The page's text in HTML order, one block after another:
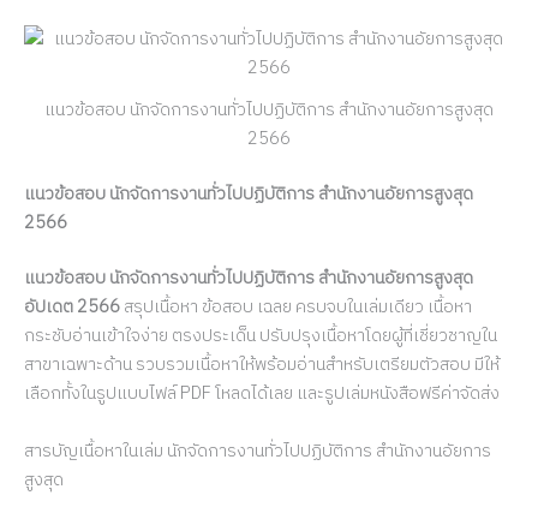
แนวข้อสอบ นักจัดการงานทั่วไปปฏิบัติการ สำนักงานอัยการสูงสุด
2566
แนวข้อสอบ นักจัดการงานทั่วไปปฏิบัติการ สำนักงานอัยการสูงสุด
2566
แนวข้อสอบ นักจัดการงานทั่วไปปฏิบัติการ สำนักงานอัยการสูงสุด
อัปเดต 2566สรุปเนื้อหา ข้อสอบ เฉลย ครบจบในเล่มเดียว เนื้อหา
กระชับอ่านเข้าใจง่าย ตรงประเด็น ปรับปรุงเนื้อหาโดยผู้ที่เชี่ยวชาญใน
สาขาเฉพาะด้าน รวบรวมเนื้อหาให้พร้อมอ่านสำหรับเตรียมตัวสอบ มีให้
เลือกทั้งในรูปแบบไฟล์ PDF โหลดได้เลย และรูปเล่มหนังสือฟรีค่าจัดส่ง
สารบัญเนื้อหาในเล่ม นักจัดการงานทั่วไปปฏิบัติการ สำนักงานอัยการ
สูงสุด